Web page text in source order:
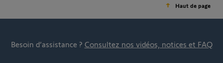
Haut de page
Besoin d’assistance ? Consultez nos vidéos, notices et FAQ